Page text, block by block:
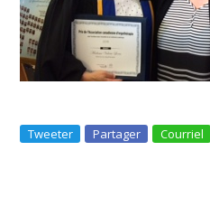
Tweeter Partager Courriel